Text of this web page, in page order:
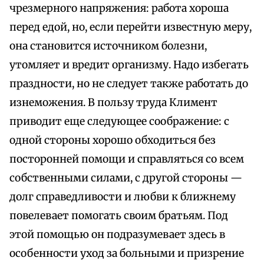
чрезмерного напряжения: работа хороша
перед едой, но, если перейти известную меру,
она становится источником болезни,
утомляет и вредит организму. Надо избегать
праздности, но не следует также работать до
изнеможения. В пользу труда Климент
приводит еще следующее соображение: с
одной стороны хорошо обходиться без
посторонней помощи и справляться со всем
собственными силами, с другой стороны —
долг справедливости и любви к ближнему
повелевает помогать своим братьям. Под
этой помощью он подразумевает здесь в
особенности уход за больными и призрение